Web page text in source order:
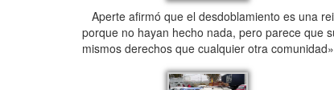
Aperte afirmó que el desdoblamiento es una
porque no hayan hecho nada, pero parece que
mismos derechos que cualquier otra